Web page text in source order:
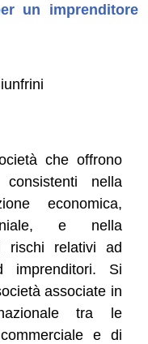
un imprenditore
che offrono
consistenti nella
economica,
e nella
rischi relativi ad
imprenditori. Si
associate in
tra le
e di